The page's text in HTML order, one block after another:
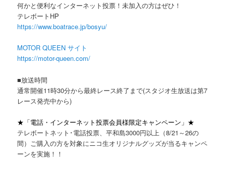
何かと便利なインターネット投票！未加入の方はぜひ！
テレボートHP
https://www.boatrace.jp/bosyu/
MOTOR QUEEN サイト
https://motor-queen.com/
■放送時間
通常開催11時30分から最終レース終了まで(スタジオ生放送は第7
レース発売中から)
★「電話・インターネット投票会員様限定キャンペーン」★
テレボートネット･電話投票、平和島3000円以上（8/21～26の
間）ご購入の方を対象にニコ生オリジナルグッズが当るキャンペ
ーンを実施！！